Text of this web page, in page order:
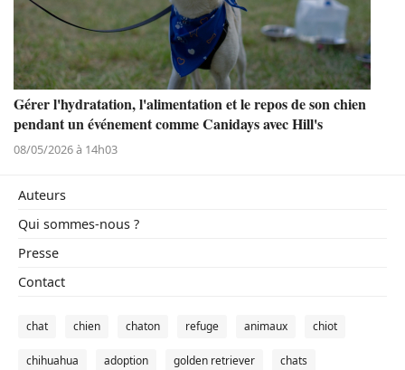
Gérer l'hydratation, l'alimentation et le repos de son chien
pendant un événement comme Canidays avec Hill's
08/05/2026 à 14h03
Auteurs
Qui sommes-nous ?
Presse
Contact
chat chien chaton refuge animaux chiot
chihuahua adoption golden retriever chats